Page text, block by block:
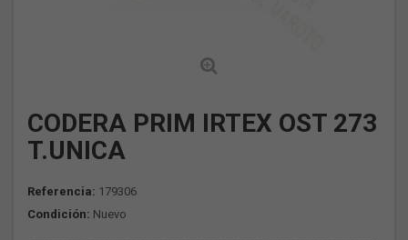
CODERA PRIM IRTEX OST 273
T.UNICA
Referencia: 179306
Condición: Nuevo